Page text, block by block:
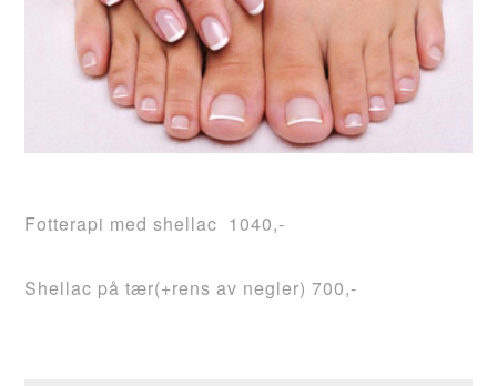
Fotterapi med shellac 1040,-
Shellac på tær(+rens av negler) 700,-